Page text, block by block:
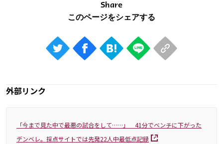
Share
外部リンク
「今まで見た中で最悪の試合をして……」 41分でベンチに下がった
デンベレ。採点サイトでは先発22人中最低点記録